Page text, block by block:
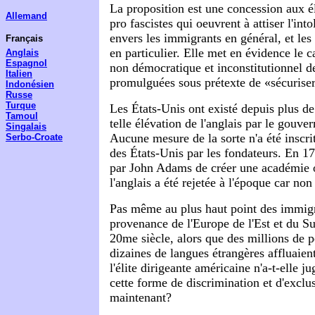
Allemand
Français
Anglais
Espagnol
Italien
Indonésien
Russe
Turque
Tamoul
Singalais
Serbo-Croate
La proposition est une concession aux
pro fascistes qui oeuvrent à attiser
envers les immigrants en général, et
en particulier. Elle met en évidence le
non démocratique et inconstitutionnel
promulguées sous prétexte de
Les États-Unis ont existé depuis plus
telle élévation de l'anglais par le
Aucune mesure de la sorte n'a été
des États-Unis par les fondateurs. En
par John Adams de créer une
l'anglais a été rejetée à l'époque car
Pas même au plus haut point des
provenance de l'Europe de l'Est et du
20me siècle, alors que des millions de
dizaines de langues étrangères
l'élite dirigeante américaine n'a-t-elle
cette forme de discrimination et
maintenant?